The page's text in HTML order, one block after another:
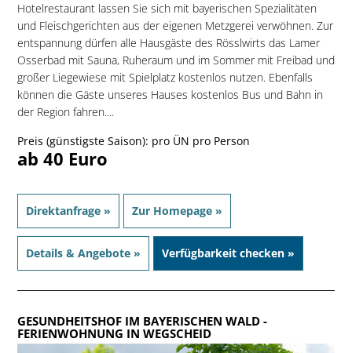
Hotelrestaurant lassen Sie sich mit bayerischen Spezialitäten
und Fleischgerichten aus der eigenen Metzgerei verwöhnen. Zur
entspannung dürfen alle Hausgäste des Rösslwirts das Lamer
Osserbad mit Sauna, Ruheraum und im Sommer mit Freibad und
großer Liegewiese mit Spielplatz kostenlos nutzen. Ebenfalls
können die Gäste unseres Hauses kostenlos Bus und Bahn in
der Region fahren....
Preis (günstigste Saison): pro ÜN pro Person
ab 40 Euro
Direktanfrage » Zur Homepage »
Details & Angebote » Verfügbarkeit checken »
GESUNDHEITSHOF IM BAYERISCHEN WALD-
FERIENWOHNUNG IN WEGSCHEID